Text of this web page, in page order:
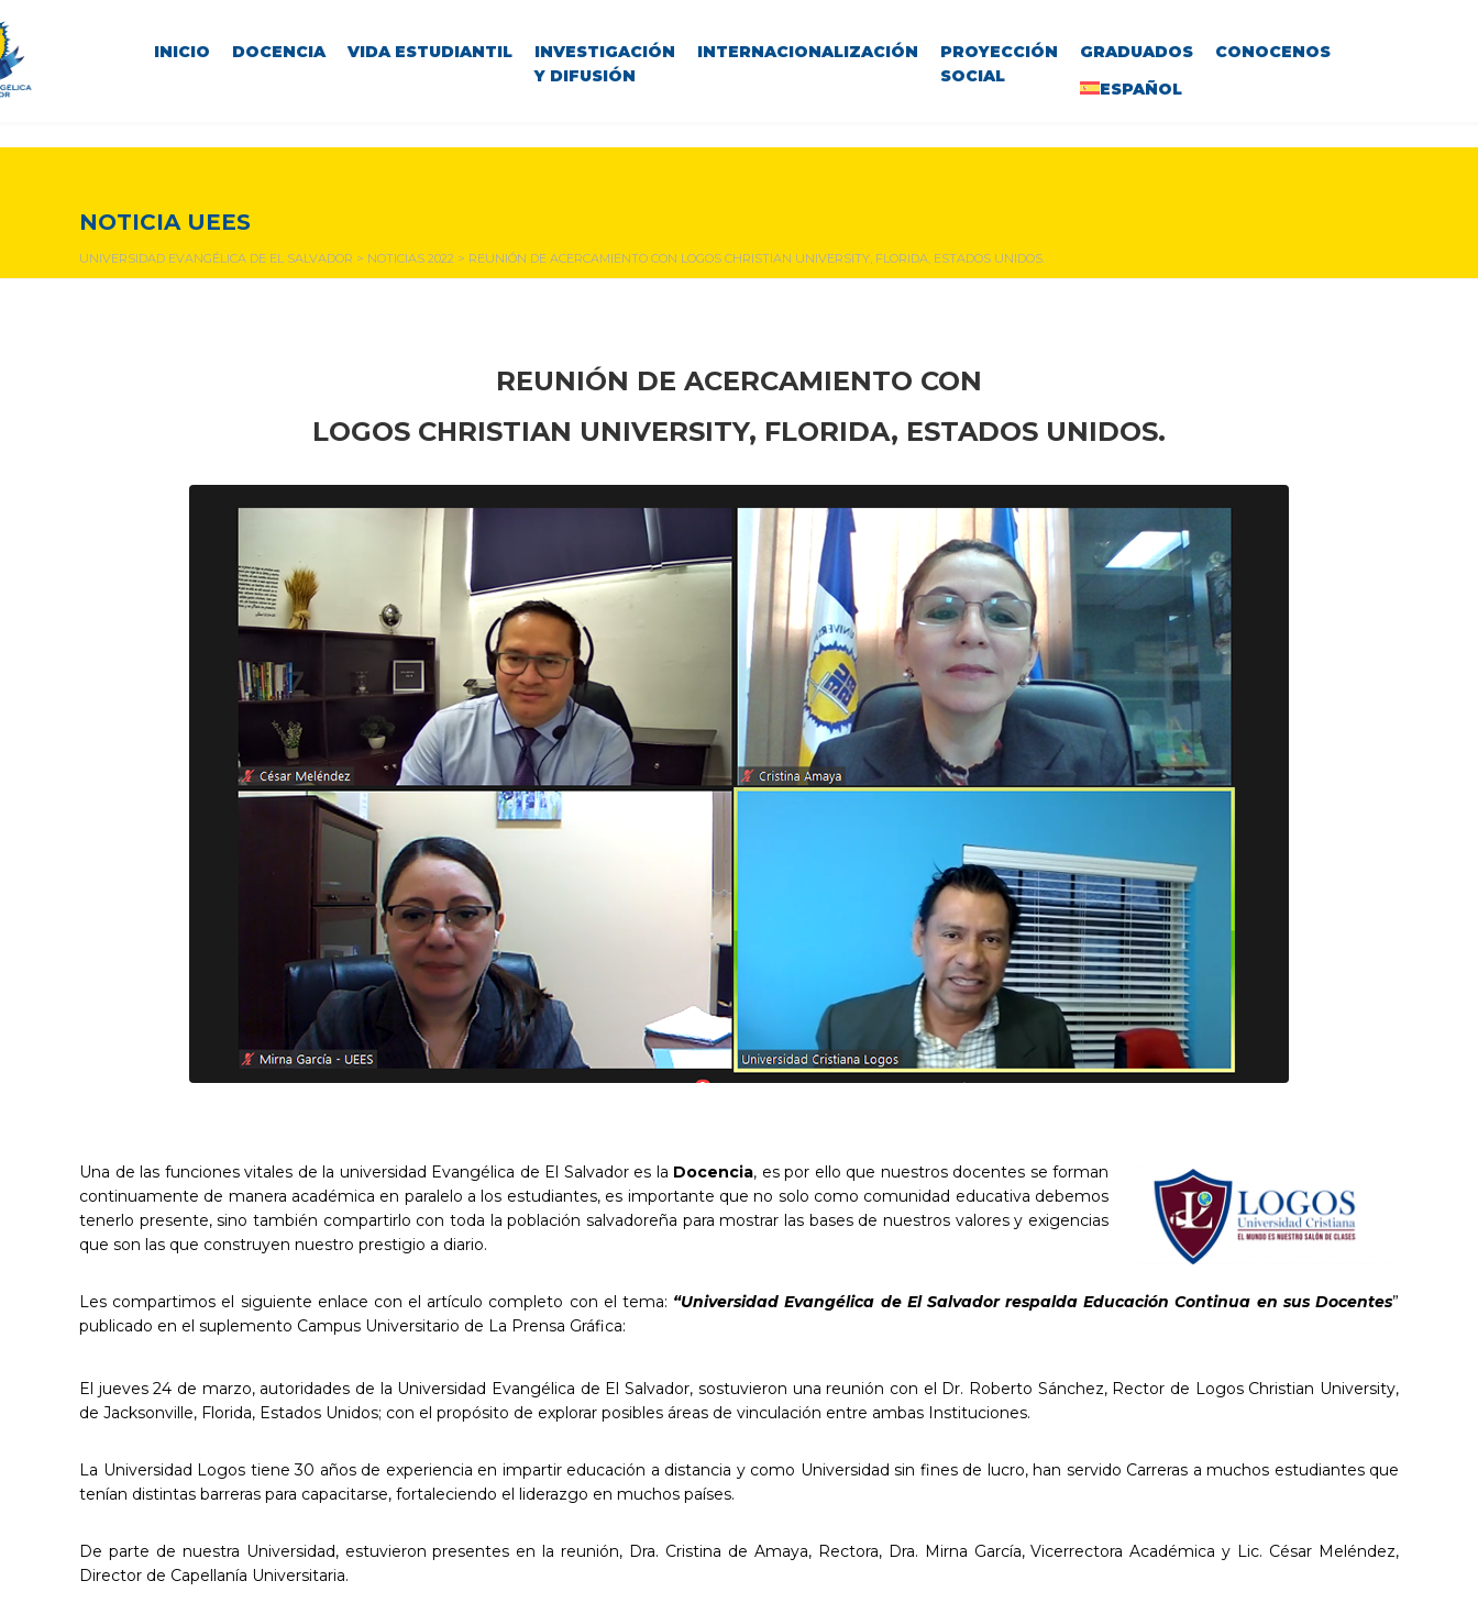
INICIO DOCENCIA VIDA ESTUDIANTIL
INVESTIGACIÓN
Y DIFUSIÓN
INTERNACIONALIZACIÓN
PROYECCIÓN
SOCIAL
GRADUADOS
CONOCENOS
ESPAÑOL
NOTICIA UEES
UNIVERSIDAD EVANGÉLICA DE EL SALVADOR > NOTICIAS 2022 > REUNIÓN DE ACERCAMIENTO CON LOGOS CHRISTIAN UNIVERSITY, FLORIDA, ESTADOS UNIDOS.
REUNIÓN DE ACERCAMIENTO CON
LOGOS CHRISTIAN UNIVERSITY, FLORIDA, ESTADOS UNIDOS.
Una de las funciones vitales de la universidad Evangélica de El Salvador es la Docencia, es por ello que nuestros docentes se forman
continuamente de manera académica en paralelo a los estudiantes, es importante que no solo como comunidad educativa debemos
tenerlo presente, sino también compartirlo con toda la población salvadoreña para mostrar las bases de nuestros valores y exigencias
que son las que construyen nuestro prestigio a diario.
Les compartimos el siguiente enlace con el artículo completo con el tema: “Universidad Evangélica de El Salvador respalda Educación Continua en sus Docentes”
publicado en el suplemento Campus Universitario de La Prensa Gráfica:
El jueves 24 de marzo, autoridades de la Universidad Evangélica de El Salvador, sostuvieron una reunión con el Dr. Roberto Sánchez, Rector de Logos Christian University,
de Jacksonville, Florida, Estados Unidos; con el propósito de explorar posibles áreas de vinculación entre ambas Instituciones.
La Universidad Logos tiene 30 años de experiencia en impartir educación a distancia y como Universidad sin fines de lucro, han servido Carreras a muchos estudiantes que
tenían distintas barreras para capacitarse, fortaleciendo el liderazgo en muchos países.
De parte de nuestra Universidad, estuvieron presentes en la reunión, Dra. Cristina de Amaya, Rectora, Dra. Mirna García, Vicerrectora Académica y Lic. César Meléndez,
Director de Capellanía Universitaria.